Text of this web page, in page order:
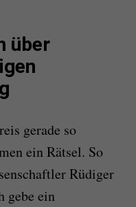
über
gerade so
ein Rätsel. So
Rüdiger
gebe ein